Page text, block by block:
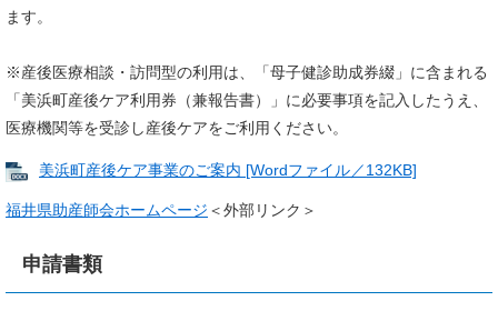
ます。
※産後医療相談・訪問型の利用は、「母子健診助成券綴」に含まれる
「美浜町産後ケア利用券（兼報告書）」に必要事項を記入したうえ、
医療機関等を受診し産後ケアをご利用ください。
美浜町産後ケア事業のご案内 [Wordファイル／132KB]
福井県助産師会ホームページ ＜外部リンク＞
申請書類